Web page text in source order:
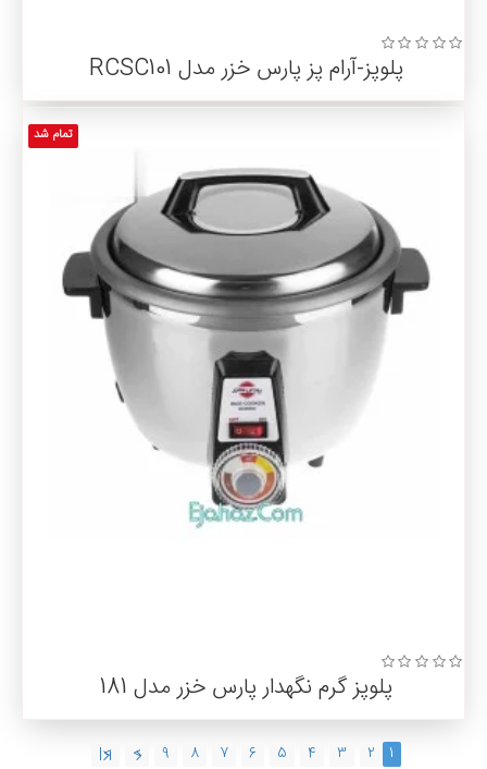
پلوپز-آرام پز پارس خزر مدل RCSC101
تمام شد
پلوپز گرم نگهدار پارس خزر مدل 181
1
2
3
4
5
6
7
8
9
>
>|